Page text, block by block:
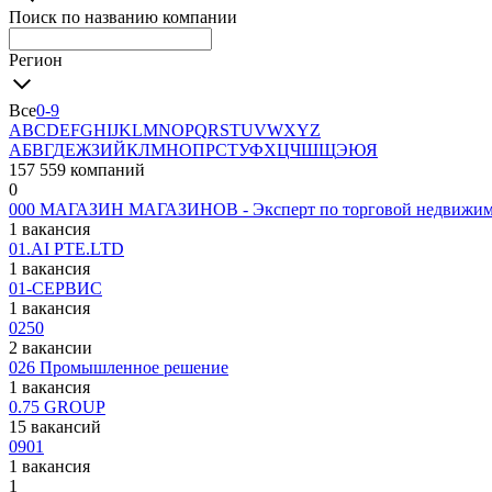
Поиск по названию компании
Регион
Все0-9
ABCDEFGHIJKLMNOPQRSTUVWXYZ
АБВГДЕЖЗИЙКЛМНОПРСТУФХЦЧШЩЭЮЯ
157 559 компаний
0
000 МАГАЗИН МАГАЗИНОВ - Эксперт по торговой
1 вакансия
01.AI PTE.LTD
1 вакансия
01-СЕРВИС
1 вакансия
0250
2 вакансии
026 Промышленное решение
1 вакансия
0.75 GROUP
15 вакансий
0901
1 вакансия
1